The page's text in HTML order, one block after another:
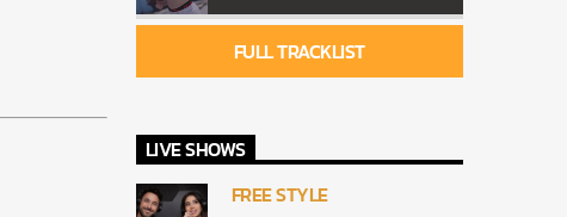
FULL TRACKLIST
LIVE SHOWS
FREE STYLE